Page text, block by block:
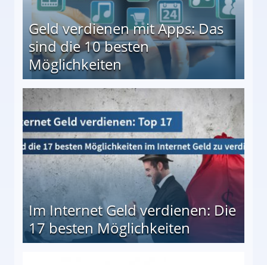
Geld verdienen mit Apps: Das
sind die 10 besten
Möglichkeiten
besten Möglichkeiten
Im Internet Geld verdienen: Die
17 besten Möglichkeiten